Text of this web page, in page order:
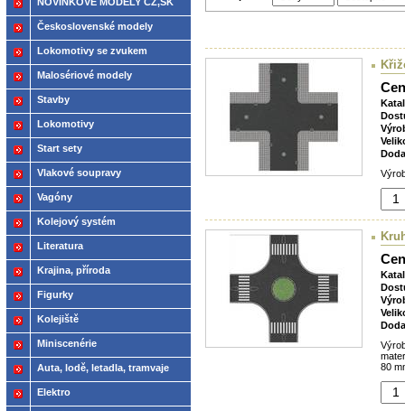
80
2021
Československé modely
ČSD,ČD
Lokomotivy se zvukem
Malosériové modely
Stavby
Lokomotivy
Start sety
Vlakové soupravy
Vagóny
Kolejový systém
Literatura
Krajina, příroda
Figurky
Kolejiště
Miniscenérie
Auta, lodě, letadla, tramvaje
Elektro